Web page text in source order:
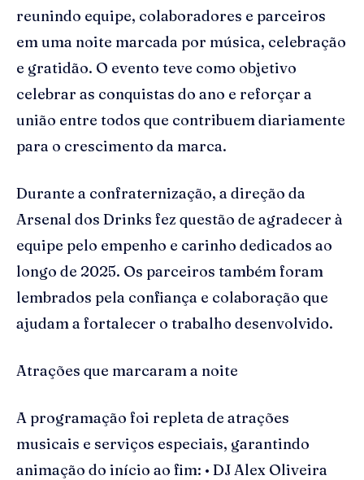
reunindo equipe, colaboradores e parceiros
em uma noite marcada por música, celebração
e gratidão. O evento teve como objetivo
celebrar as conquistas do ano e reforçar a
união entre todos que contribuem diariamente
para o crescimento da marca.
Durante a confraternização, a direção da
Arsenal dos Drinks fez questão de agradecer à
equipe pelo empenho e carinho dedicados ao
longo de 2025. Os parceiros também foram
lembrados pela confiança e colaboração que
ajudam a fortalecer o trabalho desenvolvido.
Atrações que marcaram a noite
A programação foi repleta de atrações
musicais e serviços especiais, garantindo
animação do início ao fim: • DJ Alex Oliveira